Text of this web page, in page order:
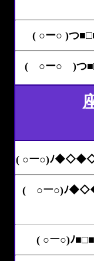
( ○ー○ )つ
( ○ー○ )つ
( ○ー○)ﾉ
( ○ー○)ﾉ
( ○ー○)ﾉ